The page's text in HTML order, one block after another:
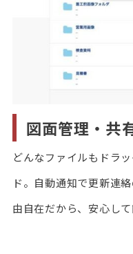
図面管理・共
どんなファイルもドラ
ド。自動通知で更新連
由自在だから、安心し